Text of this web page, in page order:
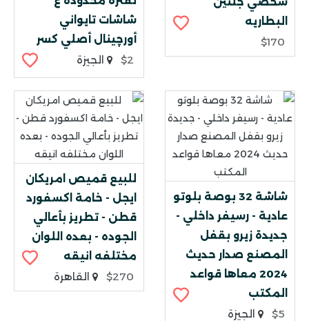
البطاريه
$170
شاشات تايواني
أورچينال أصلي كسر
$2
الجيزة
شاشة 32 بوصة بلوتو
عادية - رسيفر داخلي -
جديدة زيرو بقفل
المصنع صدار حديث
2024 معاها قواعد
المكتب
$5
الجيزة
للبيع قميص امريكان
ايجل - خامة اكسفورد
قطن - تطريز بأعالي
الجوده - بعده اللوان
مختلفه انيقه
$270
القاهرة